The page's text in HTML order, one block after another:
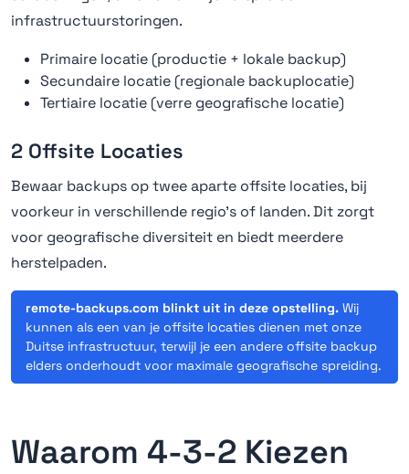
infrastructuurstoringen.
Primaire locatie (productie + lokale backup)
Secundaire locatie (regionale backuplocatie)
Tertiaire locatie (verre geografische locatie)
2 Offsite Locaties
Bewaar backups op twee aparte offsite locaties, bij
voorkeur in verschillende regio's of landen. Dit zorgt
voor geografische diversiteit en biedt meerdere
herstelpaden.
remote-backups.com blinkt uit in deze opstelling. Wij
kunnen als een van je offsite locaties dienen met onze
Duitse infrastructuur, terwijl je een andere offsite backup
elders onderhoudt voor maximale geografische spreiding.
Waarom 4-3-2 Kiezen